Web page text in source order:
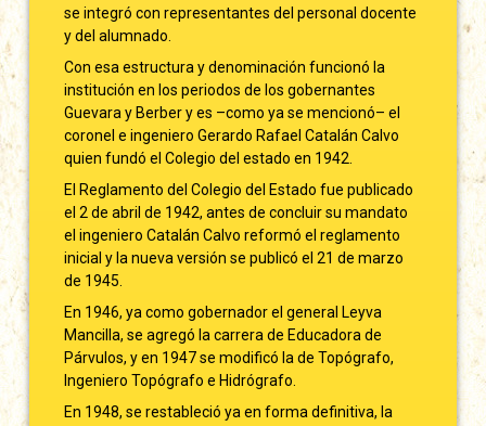
se integró con representantes del personal docente
y del alumnado.
Con esa estructura y denominación funcionó la
institución en los periodos de los gobernantes
Guevara y Berber y es –como ya se mencionó– el
coronel e ingeniero Gerardo Rafael Catalán Calvo
quien fundó el Colegio del estado en 1942.
El Reglamento del Colegio del Estado fue publicado
el 2 de abril de 1942, antes de concluir su mandato
el ingeniero Catalán Calvo reformó el reglamento
inicial y la nueva versión se publicó el 21 de marzo
de 1945.
En 1946, ya como gobernador el general Leyva
Mancilla, se agregó la carrera de Educadora de
Párvulos, y en 1947 se modificó la de Topógrafo,
Ingeniero Topógrafo e Hidrógrafo.
En 1948, se restableció ya en forma definitiva, la